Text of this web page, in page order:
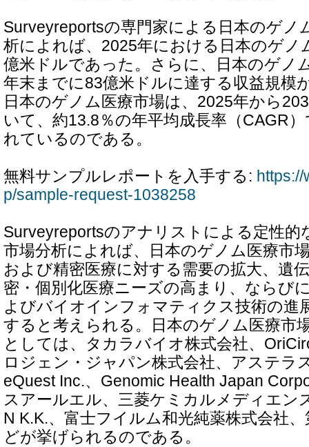
Surveyreportsの専門家による日本のゲノ
析によれば、2025年における日本のゲノ
億米ドルであった。さらに、日本のゲノ
年末までに83億米ドルに達する収益規模
日本のゲノム医療市場は、2025年から
いて、約13.8％の年平均成長率（CAGR
れているのである。
無料サンプルレポートを入手する:
p/sample-request-1038258
Surveyreportsのアナリストによる定性的
市場分析によれば、日本のゲノム医療市
および精密医療に対する需要の拡大、遺
密・個別化医療ニーズの高まり、ならび
よびバイオインフォマティクス技術の進
すると考えられる。日本のゲノム医療市
としては、タカラバイオ株式会社、
ロジェン・ジャパン株式会社、アステラ
eQuest Inc.、Genomic Health Japan
スアールエル、三菱ケミカルメディエン
N K.K.、富士フイルム和光純薬株式会社
どが挙げられるのである。